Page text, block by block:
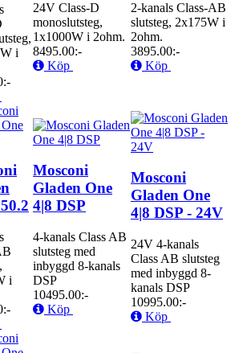
i
24V Class-D
monoslutsteg,
1x1000W i 2ohm.
8495.00:-
Köp
2-kanals Class-AB
slutsteg, 2x175W i
2ohm.
3895.00:-
Köp
i
Mosconi
Gladen One
4|8 DSP
4-kanals Class AB
slutsteg med
inbyggd 8-kanals
DSP
10495.00:-
Köp
Mosconi
Gladen One
4|8 DSP - 24V
24V 4-kanals
Class AB slutsteg
med inbyggd 8-
kanals DSP
10995.00:-
Köp